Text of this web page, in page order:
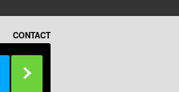
CONTACT